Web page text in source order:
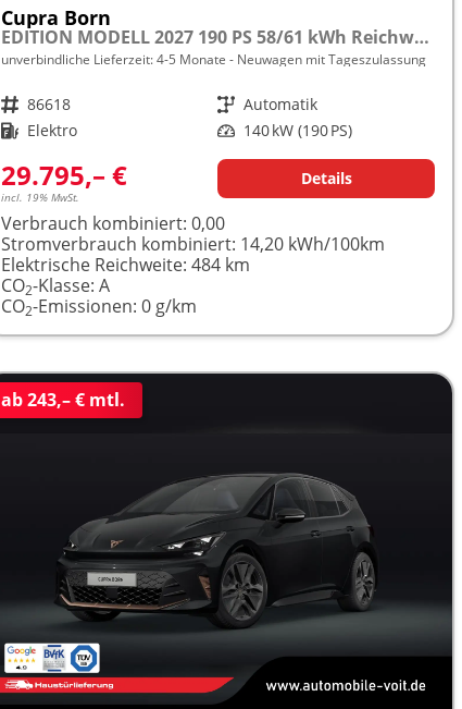
Cupra Born
EDITION MODELL 2027 190 PS 58/61 kWh Reichw.484km 5J. Cupra-Garantie frei konfigurierbar!
unverbindliche Lieferzeit: 4-5 Monate Neuwagen mit Tageszulassung
Fahrzeugnr. 86618 Getriebe Automatik
Kraftstoff Elektro Leistung 140 kW (190 PS)
29.795,– €
incl. 19% MwSt.
Details
Verbrauch kombiniert:0,00
Stromverbrauch kombiniert: 14,20 kWh/100km
Elektrische Reichweite: 484 km
CO2-Klasse: A
CO2-Emissionen:0 g/km
ab 243,– € mtl.